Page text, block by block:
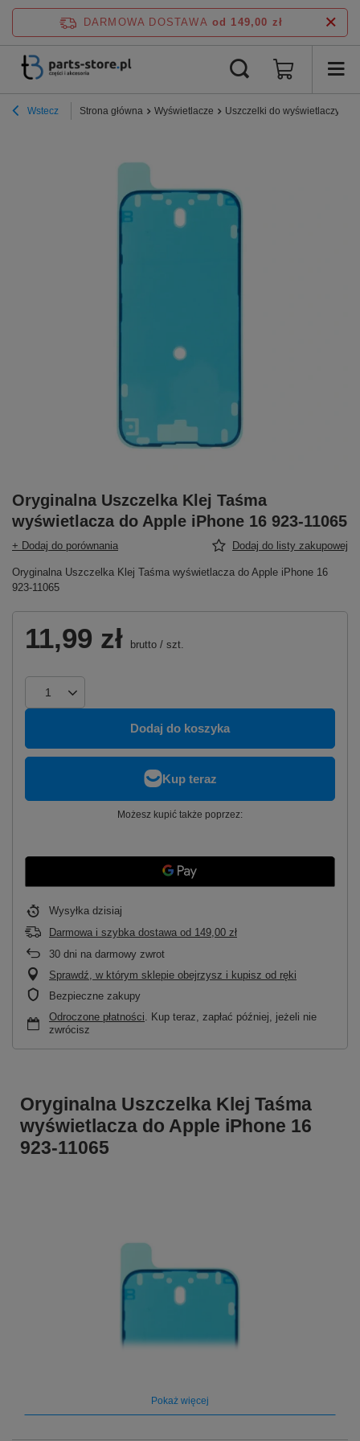
DARMOWA DOSTAWA od 149,00 zł
Wstecz Strona główna Wyświetlacze Uszczelki do wyświetlaczy
Oryginalna Uszczelka Klej Taśma
wyświetlacza do Apple iPhone 16 923-11065
+ Dodaj do porównania Dodaj do listy zakupowej
Oryginalna Uszczelka Klej Taśma wyświetlacza do Apple iPhone 16
923-11065
11,99 zł brutto / szt.
Dodaj do koszyka
Możesz kupić także poprzez:
Wysyłka dzisiaj
Darmowa i szybka dostawa od 149,00 zł
30 dni na darmowy zwrot
Sprawdź, w którym sklepie obejrzysz i kupisz od ręki
Bezpieczne zakupy
Odroczone płatności . Kup teraz, zapłać później, jeżeli nie
zwrócisz
Oryginalna Uszczelka Klej Taśma
wyświetlacza do Apple iPhone 16
923-11065
Pokaż więcej